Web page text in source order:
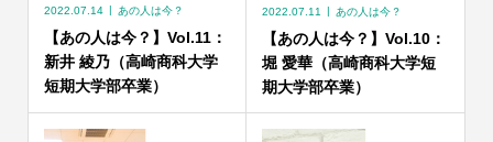
2022.07.14 あの人は今？
【あの人は今？】Vol.11：
新井 綾乃（高崎商科大学
短期大学部卒業）
2022.07.11 あの人は今？
【あの人は今？】Vol.10：
堀 愛華（高崎商科大学短
期大学部卒業）